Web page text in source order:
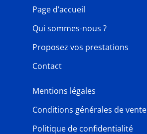
Page d’accueil
Qui sommes-nous ?
Proposez vos prestations
Contact
Mentions légales
Conditions générales de vente
Politique de confidentialité